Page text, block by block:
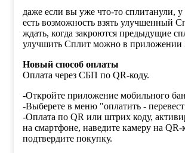
даже если вы уже что-то сплитанули, у
есть возможность взять улучшенный
ждать, когда закроются предыдущие
улучшить Сплит можно в приложении
Новый способ оплаты
Оплата через СБП по QR-коду.
-Откройте приложение мобильного
-Выберете в меню "оплатить -
-Оплата по QR или штрих коду,
на смартфоне, наведите камеру на QR-
подтвердите покупку.